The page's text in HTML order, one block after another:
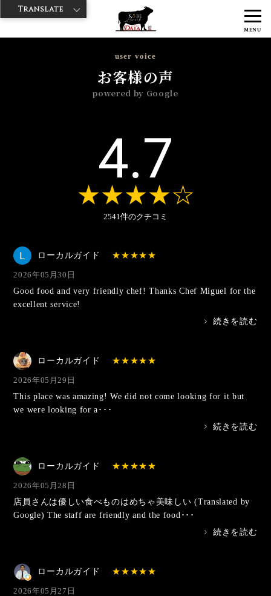
MENU
神戸牛ダイヤ > 神戸牛ダイア 上野1号店 2026年
user voice
お客様の声
powered by Google
4.7
2541件のクチコミ
ローカルガイド
2026年05月30日
Good food and very friendly chef! Thanks Chef Miguel for the
excellent service!
>
続きを読む
ローカルガイド
2026年05月29日
This place was amazing! We did not come looking for it but
we were looking for a･･･
>
続きを読む
ローカルガイド
2026年05月28日
店員さんは優しい食べものはめちゃ美味しい (Translated by
Google) The staff are friendly and the food･･･
>
続きを読む
ローカルガイド
2026年05月27日
Translate